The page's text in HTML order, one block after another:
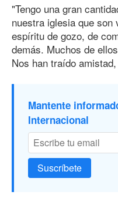
"Tengo una gran
nuestra iglesia que
espíritu de gozo, de
demás. Muchos de
Nos han traído
Mantente
Internacional
Suscríbete